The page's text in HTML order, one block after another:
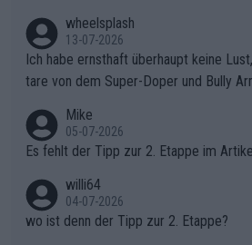
wheelsplash
13-07-2026
Ich habe ernsthaft überhaupt keine
tare von dem Super-Doper und Bully
r die gehört nicht in dieses Medium!
Mike
05-07-2026
Es fehlt der Tipp zur 2. Etappe im Artikel
willi64
04-07-2026
wo ist denn der Tipp zur 2. Etappe?